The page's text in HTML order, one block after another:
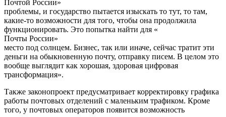
Почтой России»
проблемы, и государство пытается изыскать то тут, то там,
какие-то возможности для того, чтобы она продолжила
функционировать. Это попытка найти для «
Почты России»
место под солнцем. Бизнес, так или иначе, сейчас тратит эти
деньги на обыкновенную почту, отправку писем. В целом это
вообще выглядит как хорошая, здоровая цифровая
трансформация».
Также законопроект предусматривает корректировку графика
работы почтовых отделений с маленьким трафиком. Кроме
того, у почтовых операторов появится возможность